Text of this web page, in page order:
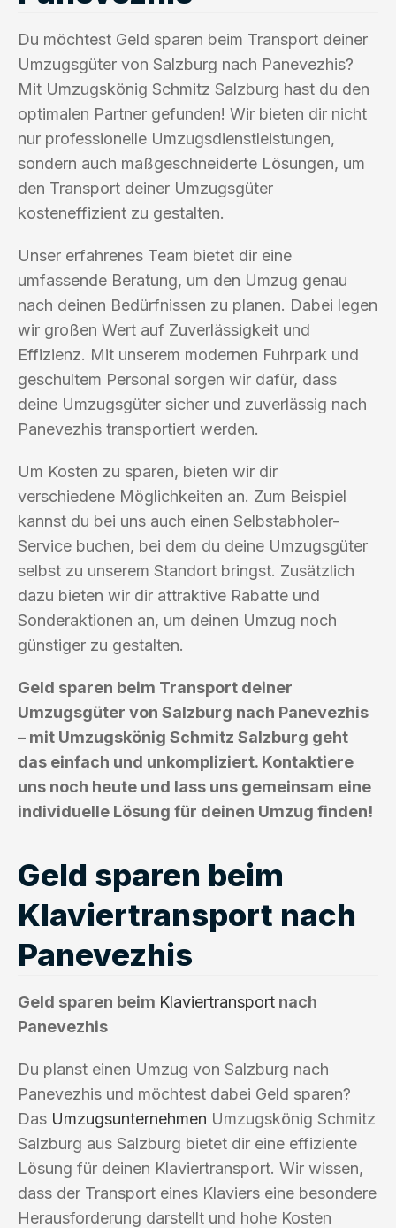
Du möchtest Geld sparen beim Transport deiner
Umzugsgüter von Salzburg nach Panevezhis?
Mit Umzugskönig Schmitz Salzburg hast du den
optimalen Partner gefunden! Wir bieten dir nicht
nur professionelle Umzugsdienstleistungen,
sondern auch maßgeschneiderte Lösungen, um
den Transport deiner Umzugsgüter
kosteneffizient zu gestalten.
Unser erfahrenes Team bietet dir eine
umfassende Beratung, um den Umzug genau
nach deinen Bedürfnissen zu planen. Dabei legen
wir großen Wert auf Zuverlässigkeit und
Effizienz. Mit unserem modernen Fuhrpark und
geschultem Personal sorgen wir dafür, dass
deine Umzugsgüter sicher und zuverlässig nach
Panevezhis transportiert werden.
Um Kosten zu sparen, bieten wir dir
verschiedene Möglichkeiten an. Zum Beispiel
kannst du bei uns auch einen Selbstabholer-
Service buchen, bei dem du deine Umzugsgüter
selbst zu unserem Standort bringst. Zusätzlich
dazu bieten wir dir attraktive Rabatte und
Sonderaktionen an, um deinen Umzug noch
günstiger zu gestalten.
Geld sparen beim Transport deiner
Umzugsgüter von Salzburg nach Panevezhis
– mit Umzugskönig Schmitz Salzburg geht
das einfach und unkompliziert. Kontaktiere
uns noch heute und lass uns gemeinsam eine
individuelle Lösung für deinen Umzug finden!
Geld sparen beim
Klaviertransport nach
Panevezhis
Geld sparen beim Klaviertransport nach
Panevezhis
Du planst einen Umzug von Salzburg nach
Panevezhis und möchtest dabei Geld sparen?
Das Umzugsunternehmen Umzugskönig Schmitz
Salzburg aus Salzburg bietet dir eine effiziente
Lösung für deinen Klaviertransport. Wir wissen,
dass der Transport eines Klaviers eine besondere
Herausforderung darstellt und hohe Kosten